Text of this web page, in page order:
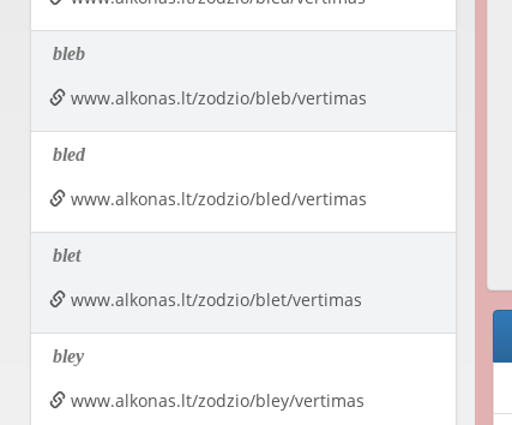
bleb
www.alkonas.lt/zodzio/bleb/vertimas
bled
www.alkonas.lt/zodzio/bled/vertimas
blet
www.alkonas.lt/zodzio/blet/vertimas
bley
www.alkonas.lt/zodzio/bley/vertimas